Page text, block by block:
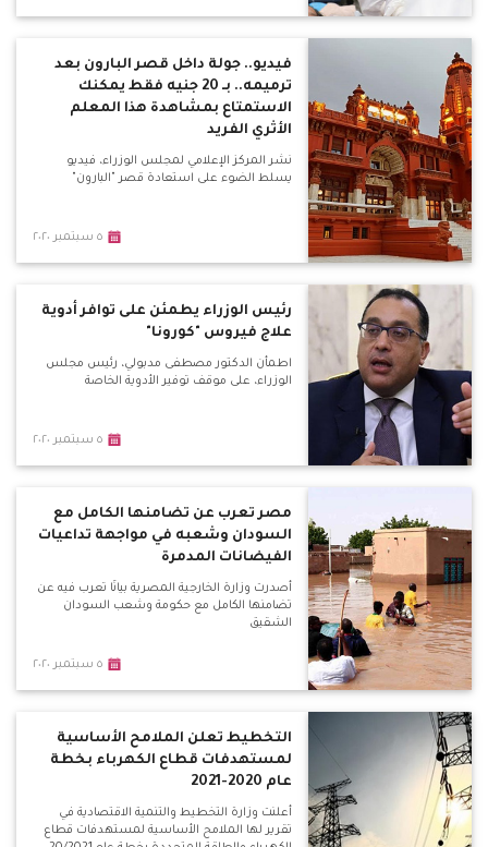
فيديو.. جولة داخل قصر البارون بعد
ترميمه.. بـ 20 جنيه فقط يمكنك
الاستمتاع بمشاهدة هذا المعلم
الأثري الفريد
نشر المركز الإعلامي لمجلس الوزراء، فيديو
يسلط الضوء على استعادة قصر "البارون"
٥ سبتمبر ٢٠٢٠
رئيس الوزراء يطمئن على توافر أدوية
علاج فيروس "كورونا"
اطمأن الدكتور مصطفى مدبولي، رئيس مجلس
الوزراء، على موقف توفير الأدوية الخاصة
٥ سبتمبر ٢٠٢٠
مصر تعرب عن تضامنها الكامل مع
السودان وشعبه في مواجهة تداعيات
الفيضانات المدمرة
أصدرت وزارة الخارجية المصرية بيانًا تعرب فيه عن
تضامنها الكامل مع حكومة وشعب السودان
الشقيق
٥ سبتمبر ٢٠٢٠
التخطيط تعلن الملامح الأساسية
لمستهدفات قطاع الكهرباء بخطة
عام 2020-2021
أعلنت وزارة التخطيط والتنمية الاقتصادية في
تقرير لها الملامح الأساسية لمستهدفات قطاع